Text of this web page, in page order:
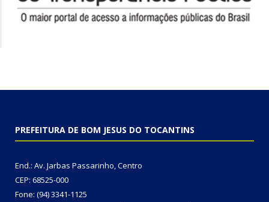
PREFEITURA DE BOM JESUS DO TOCANTINS
End.: Av. Jarbas Passarinho, Centro
CEP: 68525-000
Fone: (94) 3341-1125